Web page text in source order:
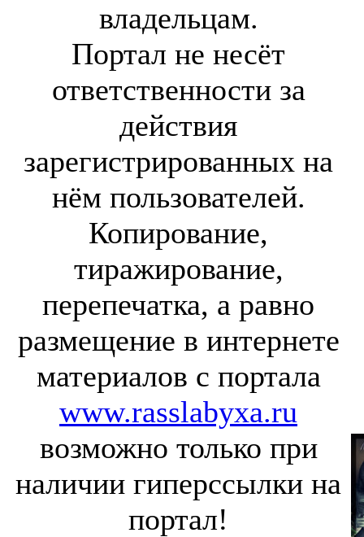
владельцам.
Портал не несёт
ответственности за
действия
зарегистрированных на
нём пользователей.
Копирование,
тиражирование,
перепечатка, а равно
размещение в интернете
материалов с портала
www.rasslabyxa.ru
возможно только при
наличии гиперссылки на
портал!